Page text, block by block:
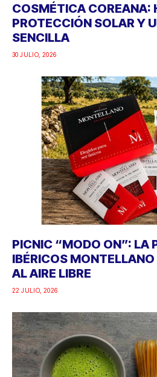
COSMÉTICA COREANA:
PROTECCIÓN SOLAR Y
SENCILLA
30 JULIO, 2026
PICNIC “MODO ON”: LA
IBÉRICOS MONTELLANO
AL AIRE LIBRE
22 JULIO, 2026